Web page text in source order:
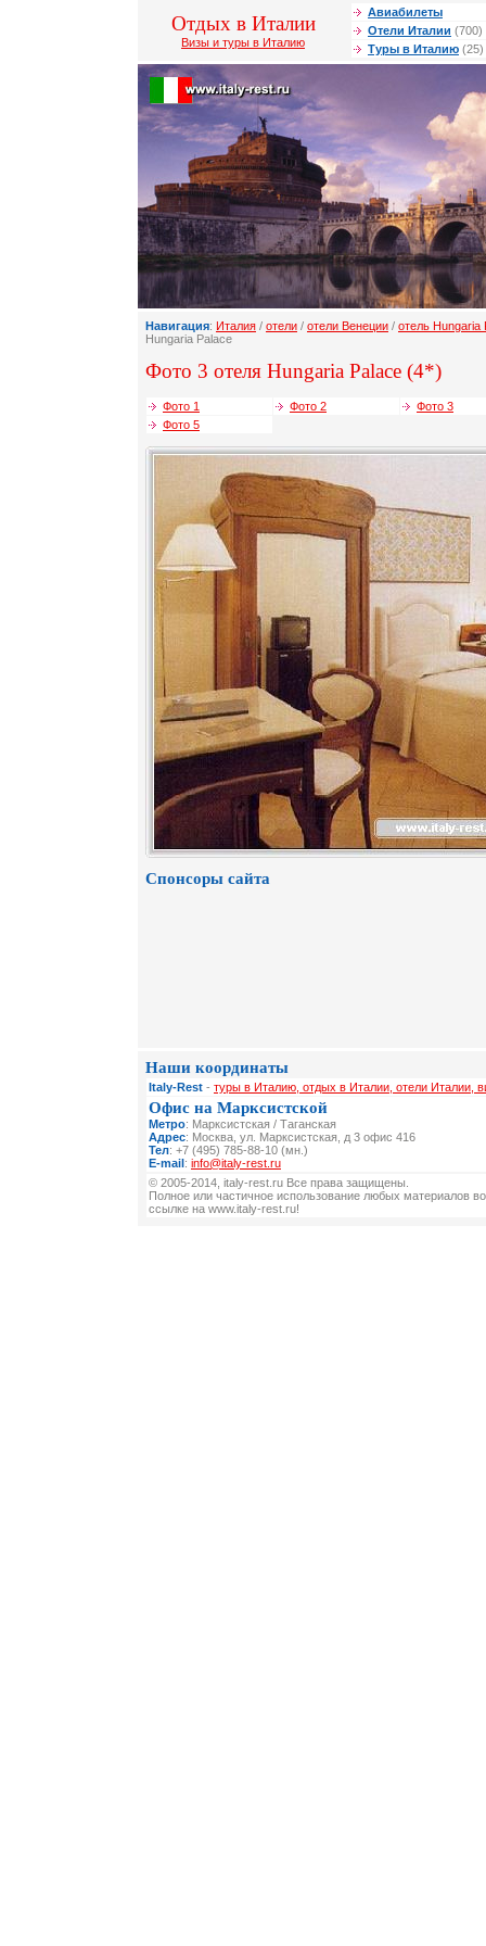
Отдых в Италии
Визы и туры в Италию
Авиабилеты
Отели Италии (700)
Туры в Италию (25)
Навигация: Италия / отели / отели Венеции / отель Hungaria
Hungaria Palace
Фото 3 отеля Hungaria Palace (4*)
Фото 1 Фото 2
Фото 3
Фото 5
Спонсоры сайта
Наши координаты
Italy-Rest - туры в Италию, отдых в Италии, отели Италии,
Офис на Марксистской
Метро: Марксистская / Таганская
Адрес: Москва, ул. Марксистская, д 3 офис 416
Тел: +7 (495) 785-88-10 (мн.)
E-mail: info@italy-rest.ru
© 2005-2014, italy-rest.ru Все права защищены.
Полное или частичное использование любых материалов
ссылке на www.italy-rest.ru!